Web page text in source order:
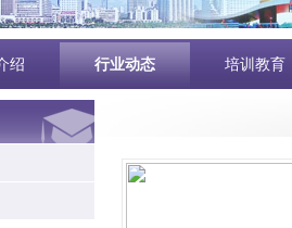
绍 行业动态 培训教育